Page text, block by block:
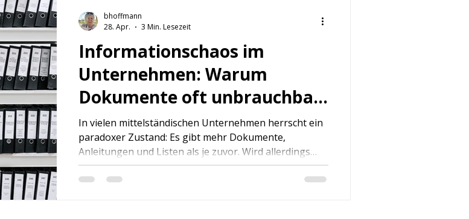
Informationschaos im
Unternehmen: Warum
Dokumente oft unbrauchbar
werden
In vielen mittelständischen Unternehmen herrscht ein
paradoxer Zustand: Es gibt mehr Dokumente,
Anleitungen und Listen als je zuvor. Wird allerdings
eine Information gebraucht, ist sie entweder
unauffindbar, veraltet oder schlicht unverständlich.
bhoffmann
28. Apr.
3 Min. Lesezeit